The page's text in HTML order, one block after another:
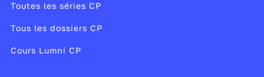
Toutes les séries CP
Tous les dossiers CP
Cours Lumni CP